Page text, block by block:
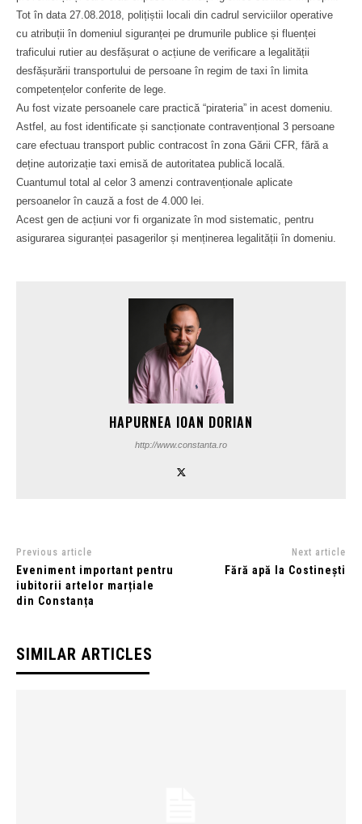
Tot în data 27.08.2018, polițiștii locali din cadrul serviciilor operative
cu atribuții în domeniul siguranței pe drumurile publice și fluenței
traficului rutier au desfășurat o acțiune de verificare a legalității
desfășurării transportului de persoane în regim de taxi în limita
competențelor conferite de lege.
Au fost vizate persoanele care practică “pirateria” in acest domeniu.
Astfel, au fost identificate și sancționate contravențional 3 persoane
care efectuau transport public contracost în zona Gării CFR, fără a
deține autorizație taxi emisă de autoritatea publică locală.
Cuantumul total al celor 3 amenzi contravenționale aplicate
persoanelor în cauză a fost de 4.000 lei.
Acest gen de acțiuni vor fi organizate în mod sistematic, pentru
asigurarea siguranței pasagerilor și menținerea legalității în domeniu.
HAPURNEA IOAN DORIAN
http://www.constanta.ro
Previous article
Eveniment important pentru
iubitorii artelor marțiale
din Constanța
Next article
Fără apă la Costinești
SIMILAR ARTICLES